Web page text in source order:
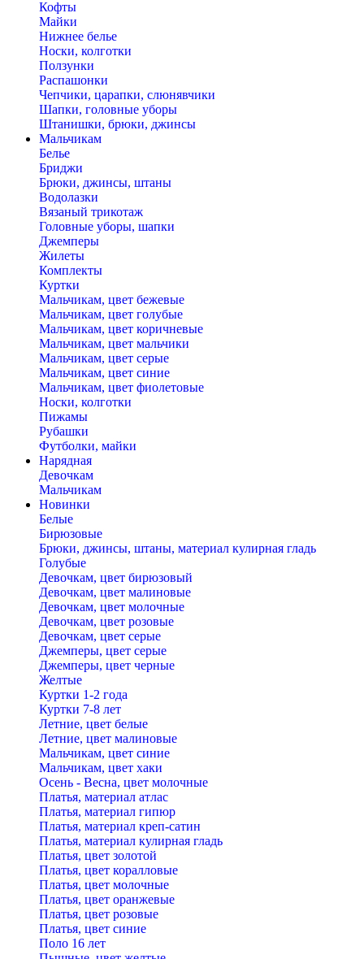
Кофты
Майки
Нижнее белье
Носки, колготки
Ползунки
Распашонки
Чепчики, царапки, слюнявчики
Шапки, головные уборы
Штанишки, брюки, джинсы
Мальчикам
Белье
Бриджи
Брюки, джинсы, штаны
Водолазки
Вязаный трикотаж
Головные уборы, шапки
Джемперы
Жилеты
Комплекты
Куртки
Мальчикам, цвет бежевые
Мальчикам, цвет голубые
Мальчикам, цвет коричневые
Мальчикам, цвет мальчики
Мальчикам, цвет серые
Мальчикам, цвет синие
Мальчикам, цвет фиолетовые
Носки, колготки
Пижамы
Рубашки
Футболки, майки
Нарядная
Девочкам
Мальчикам
Новинки
Белые
Бирюзовые
Брюки, джинсы, штаны, материал кулирная гладь
Голубые
Девочкам, цвет бирюзовый
Девочкам, цвет малиновые
Девочкам, цвет молочные
Девочкам, цвет розовые
Девочкам, цвет серые
Джемперы, цвет серые
Джемперы, цвет черные
Желтые
Куртки 1-2 года
Куртки 7-8 лет
Летние, цвет белые
Летние, цвет малиновые
Мальчикам, цвет синие
Мальчикам, цвет хаки
Осень - Весна, цвет молочные
Платья, материал атлас
Платья, материал гипюр
Платья, материал креп-сатин
Платья, материал кулирная гладь
Платья, цвет золотой
Платья, цвет коралловые
Платья, цвет молочные
Платья, цвет оранжевые
Платья, цвет розовые
Платья, цвет синие
Поло 16 лет